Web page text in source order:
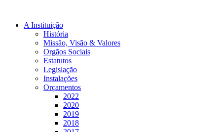
A Instituição
História
Missão, Visão & Valores
Orgãos Sociais
Estatutos
Legislação
Instalações
Orçamentos
2022
2020
2019
2018